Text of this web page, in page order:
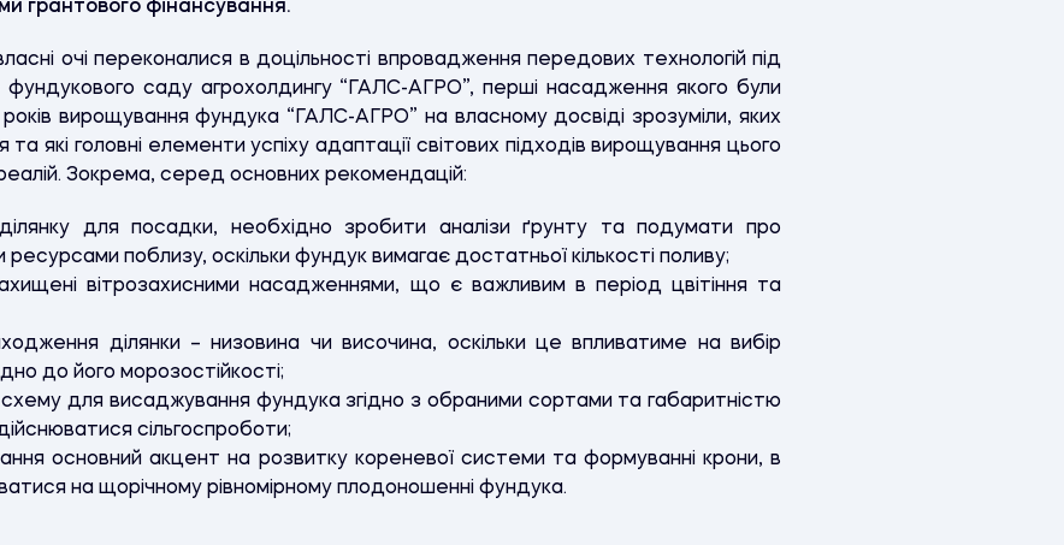
грантового фінансування.
очі переконалися в доцільності впровадження передових технологій під
фундукового саду агрохолдингу “ГАЛС-АГРО”, перші насадження якого були
вирощування фундука “ГАЛС-АГРО” на власному досвіді зрозуміли, яких
які головні елементи успіху адаптації світових підходів вирощування цього
реалій. Зокрема, серед основних рекомендацій:
для посадки, необхідно зробити аналізи ґрунту та подумати про
поблизу, оскільки фундук вимагає достатньої кількості поливу;
вітрозахисними насадженнями, що є важливим в період цвітіння та
ділянки – низовина чи височина, оскільки це впливатиме на вибір
до його морозостійкості;
для висаджування фундука згідно з обраними сортами та габаритністю
сільгоспроботи;
основний акцент на розвитку кореневої системи та формуванні крони, в
на щорічному рівномірному плодоношенні фундука.